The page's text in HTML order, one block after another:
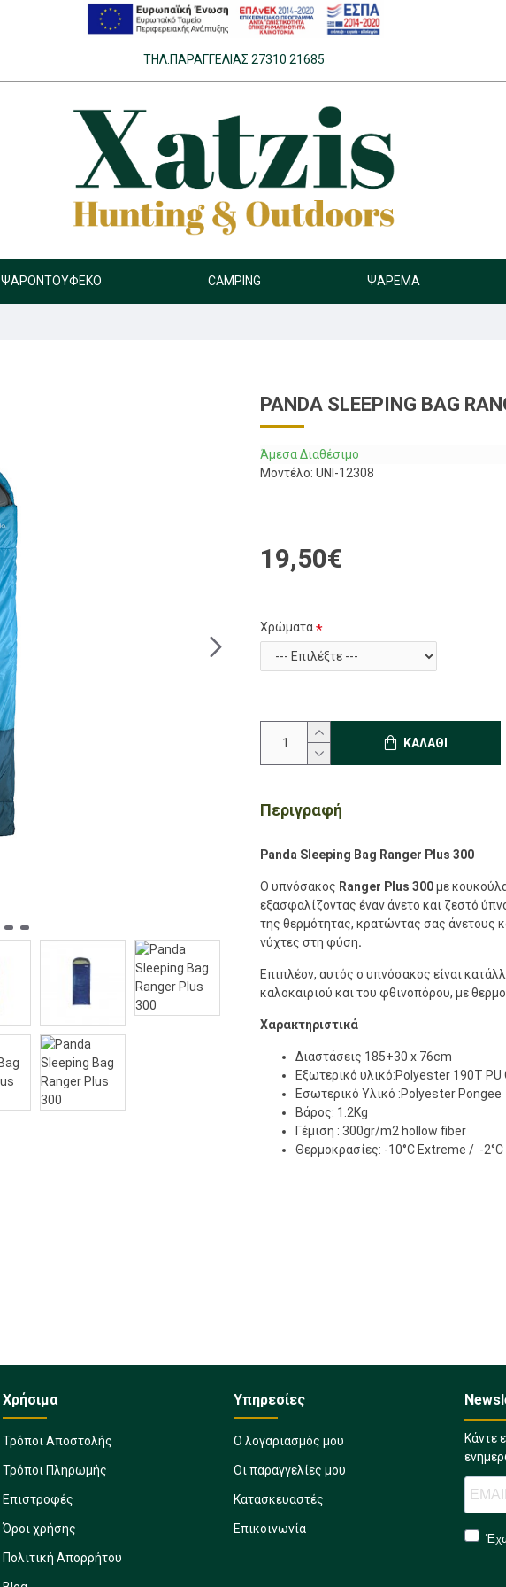
ΤΗΛ.ΠΑΡΑΓΓΕΛΊΑΣ 27310 21685
ΨΑΡΟΝΤΟΎΦΕΚΟ CAMPING ΨΆΡΕΜΑ
PANDA SLEEPING BAG
Άμεσα Διαθέσιμο
Μοντέλο: UNI-12308
19,50€
Χρώματα
ΚΑΛΆΘΙ
Περιγραφή
Panda Sleeping Bag Ranger Plus 300
Ο υπνόσακος Ranger Plus 300με
εξασφαλίζοντας έναν άνετο και ζεστό
της θερμότητας, κρατώντας σας άνετους
νύχτες στη φύση.
Επιπλέον, αυτός ο υπνόσακος είναι
καλοκαιριού και του φθινοπόρου, με
Χαρακτηριστικά
Διαστάσεις 185+30 x 76cm
Εξωτερικό υλικό:Polyester 190T PU
Εσωτερικό Υλικό :Polyester Pongee
Βάρος: 1.2Kg
Γέμιση : 300gr/m2 hollow fiber
Θερμοκρασίες: -10°C Extreme / -
Χρήσιμα
Τρόποι Αποστολής
Τρόποι Πληρωμής
Επιστροφές
Όροι χρήσης
Πολιτική Απορρήτου
Υπηρεσίες
Ο λογαριασμός μου
Οι παραγγελίες μου
Κατασκευαστές
Επικοινωνία
Κάντε